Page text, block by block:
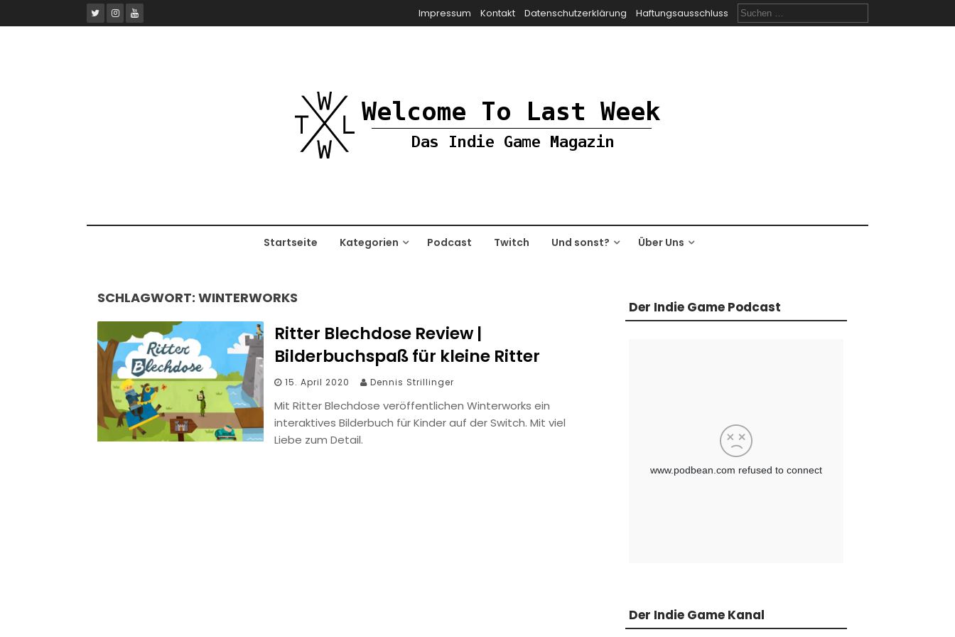
to
Impressum Kontakt Datenschutzerklärung Haftungsausschluss
Suchen
nach:
Startseite Kategorien Podcast Twitch Und sonst? Über Uns
SCHLAGWORT: WINTERWORKS
Ritter Blechdose Review |
Bilderbuchspaß für kleine Ritter
15. April 2020 Dennis Strillinger
Mit Ritter Blechdose veröffentlichen Winterworks ein
interaktives Bilderbuch für Kinder auf der Switch. Mit viel
Liebe zum Detail.
Der Indie Game Podcast
Der Indie Game Kanal